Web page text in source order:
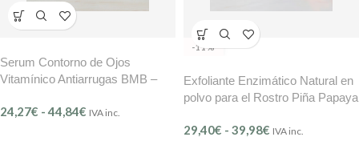
Serum Contorno de Ojos
Vitamínico Antiarrugas BMB –
24,27€ - 44,84€ IVA inc.
-11%
Exfoliante Enzimático Natural en
polvo para el Rostro Piña Papaya
29,40€ - 39,98€ IVA inc.